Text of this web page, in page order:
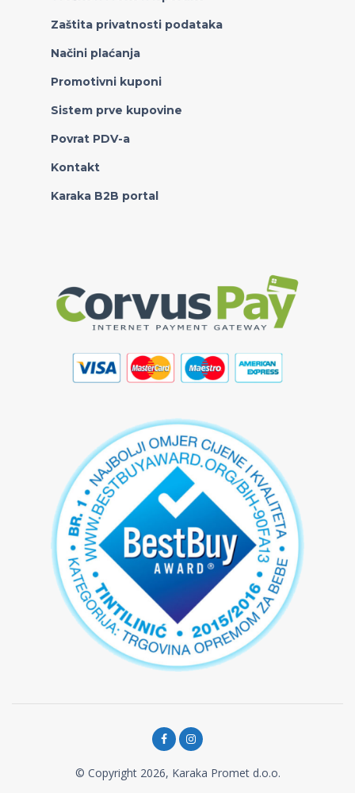
Zaštita privatnosti podataka
Načini plaćanja
Promotivni kuponi
Sistem prve kupovine
Povrat PDV-a
Kontakt
Karaka B2B portal
© Copyright 2026, Karaka Promet d.o.o.